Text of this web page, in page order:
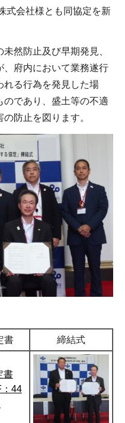
式会社様とも同協定を新
然防止及び早期発見、
、府内において業務遂行
れる行為を発見した場
であり、盛土等の不適
防止を図ります。
書 締結式
書
：44